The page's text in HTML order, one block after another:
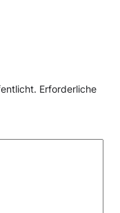
Erforderliche